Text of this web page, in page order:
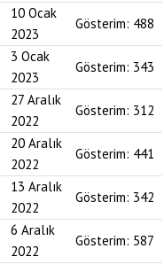
10 Ocak
2023
Gösterim: 488
3 Ocak
2023
Gösterim: 343
27 Aralık
2022
Gösterim: 312
20 Aralık
2022
Gösterim: 441
13 Aralık
2022
Gösterim: 342
6 Aralık
2022
Gösterim: 587